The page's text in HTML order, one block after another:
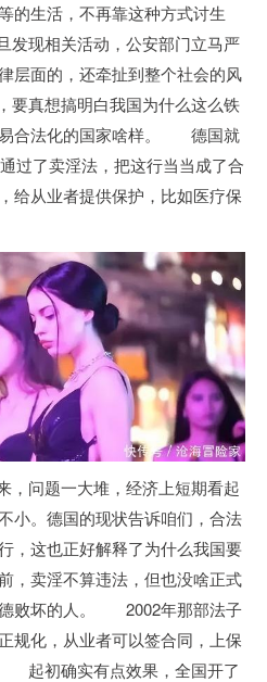
的生活，不再靠这种方式讨生
现相关活动，公安部门立马严
层面的，还牵扯到整个社会的风
真想搞明白我国为什么这么铁
易合法化的国家啥样。 德国就
过了卖淫法，把这行当当成了合
给从业者提供保护，比如医疗保
问题一大堆，经济上短期看起
小。德国的现状告诉咱们，合法
，这也正好解释了为什么我国要
卖淫不算违法，但也没啥正式
德败坏的人。 2002年那部法子
规化，从业者可以签合同，上保
起初确实有点效果，全国开了